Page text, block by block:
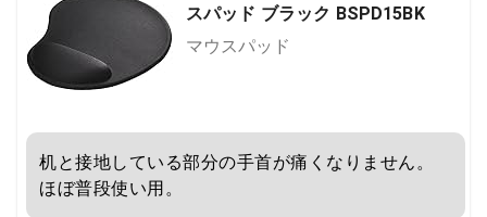
スパッド ブラック BSPD15BK
マウスパッド
机と接地している部分の手首が痛くなりません。
ほぼ普段使い用。